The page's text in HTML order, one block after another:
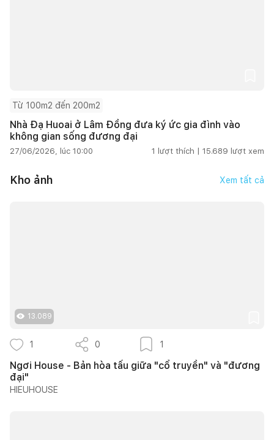
Từ 100m2 đến 200m2
Nhà Đạ Huoai ở Lâm Đồng đưa ký ức gia đình vào
không gian sống đương đại
27/06/2026, lúc 10:00 1 lượt thích | 15.689 lượt xem
Kho ảnh Xem tất cả
13.089
1 0 1
Ngơi House - Bản hòa tấu giữa "cổ truyền" và "đương
đại"
HIEUHOUSE